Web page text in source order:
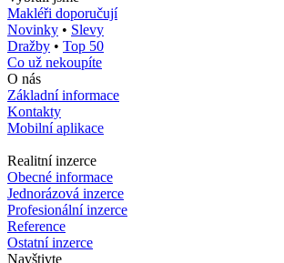
Makléři doporučují
Novinky • Slevy
Dražby • Top 50
Co už nekoupíte
O nás
Základní informace
Kontakty
Mobilní aplikace
Realitní inzerce
Obecné informace
Jednorázová inzerce
Profesionální inzerce
Reference
Ostatní inzerce
Navštivte